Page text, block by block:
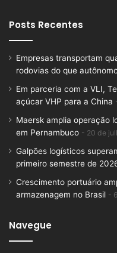
Posts Recentes
Empresas transportam
rodovias do que
Em parceria com a VLI,
açúcar VHP para a China
Maersk amplia operação
em Pernambuco
20 de
Galpões logísticos
primeiro semestre de
Crescimento portuário
armazenagem no Brasil
Navegue